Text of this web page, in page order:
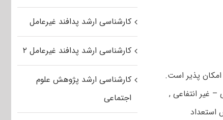
پذیر است.
– غیر انتفاعی ,
استعداد
کارشناسی ارشد پدافند غیرعامل
کارشناسی ارشد پدافند غیرعامل ۲
کارشناسی ارشد پژوهش علوم
اجتماعی